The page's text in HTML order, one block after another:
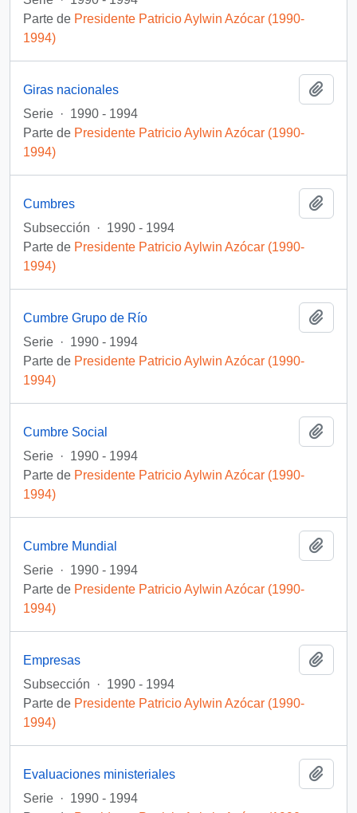
Parte de Presidente Patricio Aylwin Azócar (1990-
1994)
Giras nacionales
Serie · 1990 - 1994
Parte de Presidente Patricio Aylwin Azócar (1990-
1994)
Cumbres
Subsección
· 1990 - 1994
Parte de Presidente Patricio Aylwin Azócar (1990-
1994)
Cumbre Grupo de Río
Serie · 1990 - 1994
Parte de Presidente Patricio Aylwin Azócar (1990-
1994)
Cumbre Social
Serie · 1990 - 1994
Parte de Presidente Patricio Aylwin Azócar (1990-
1994)
Cumbre Mundial
Serie · 1990 - 1994
Parte de Presidente Patricio Aylwin Azócar (1990-
1994)
Empresas
Subsección
· 1990 - 1994
Parte de Presidente Patricio Aylwin Azócar (1990-
1994)
Evaluaciones ministeriales
Serie · 1990 - 1994